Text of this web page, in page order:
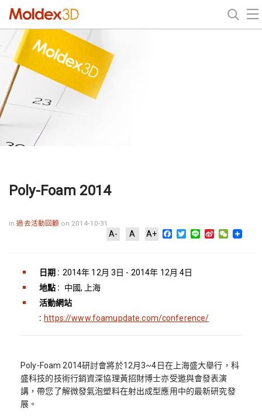
Poly-Foam 2014
in過去活動回顧 on 2014-10-31
A- A A+ Facebook
Twitter
Line Sina WeChat
日期 : 2014年 12月 3日 - 2014年 12月 4日
地點 :
中國, 上海
活動網站
: https://www.foamupdate.com/conference/
Poly-Foam 2014研討會將於12月3~4日在上海盛大舉行，科
盛科技的技術行銷資深協理黃招財博士亦受邀與會發表演
講，帶您了解微發氣泡塑料在射出成型應用中的最新研究發
展。